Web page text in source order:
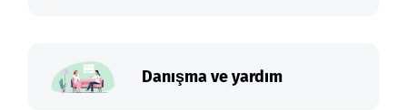
Danışma ve yardım